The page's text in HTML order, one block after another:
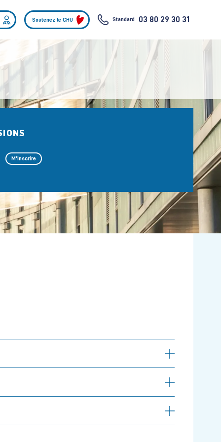
Soutenez le CHU Standard 03 80 29 30 31
M'inscrire